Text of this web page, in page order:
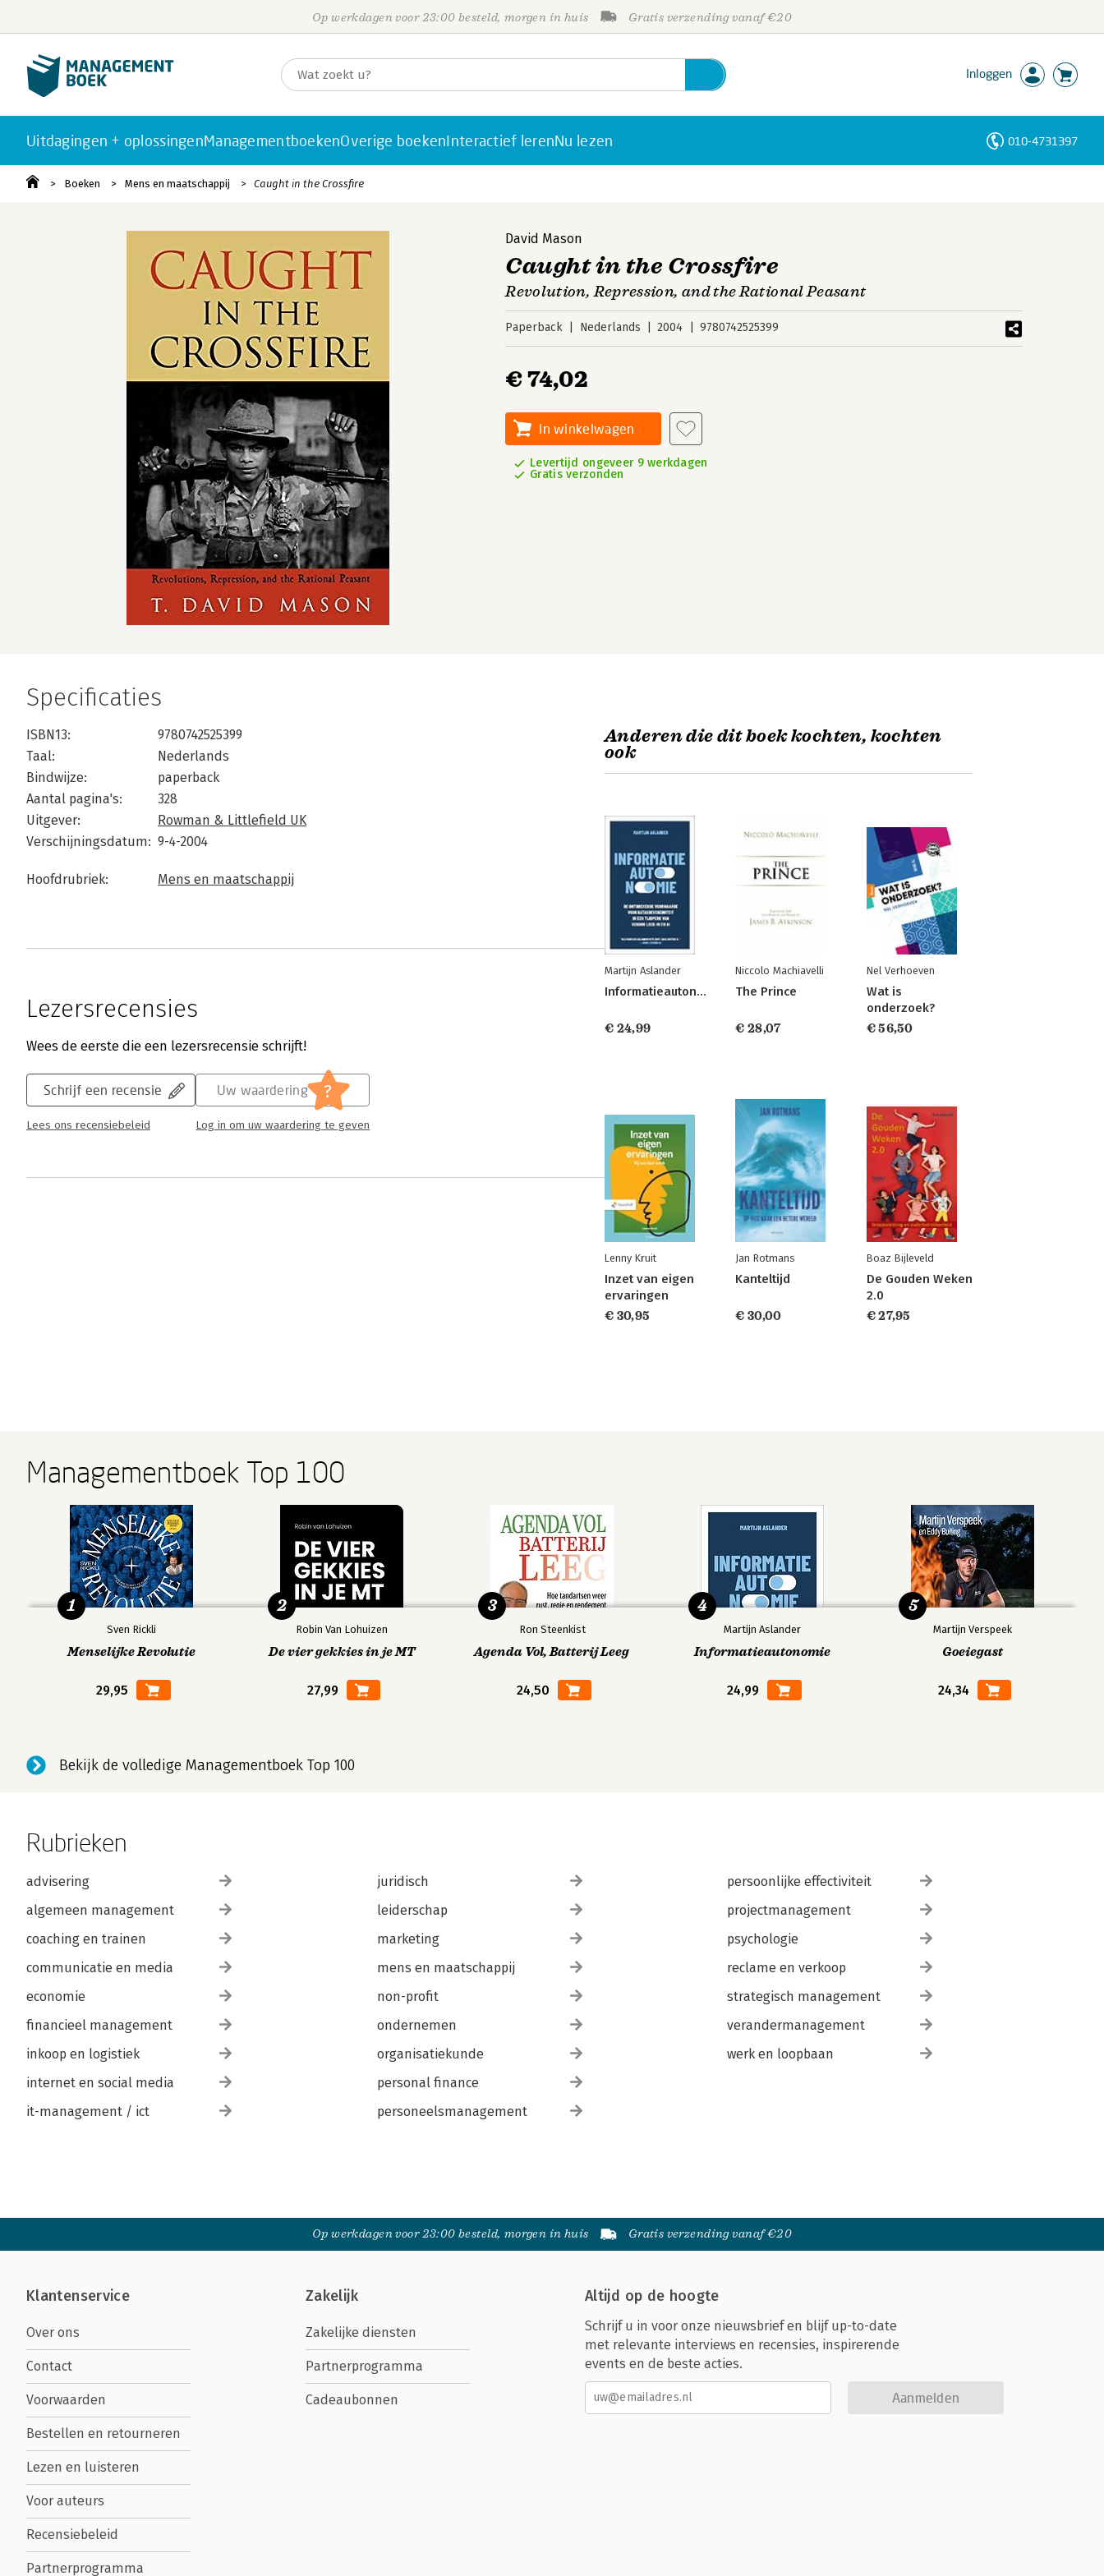
Op werkdagen voor 23:00 besteld, morgen in huis Gratis verzending vanaf €20
Inloggen
Uitdagingen + oplossingenManagementboekenOverige boekenInteractief lerenNu lezen 010-4731397
Boeken Mens en maatschappij Caught in the Crossfire
David Mason
Caught in the Crossfire
Revolution, Repression, and the Rational Peasant
Paperback Nederlands 2004 9780742525399
€ 74,02
In winkelwagen
Levertijd ongeveer 9 werkdagen
Gratis verzonden
Specificaties
ISBN13:
9780742525399
Taal:
Nederlands
Bindwijze:
paperback
Aantal pagina's:
328
Uitgever:
Rowman & Littlefield UK
Verschijningsdatum: 9-4-2004
Hoofdrubriek: Mens en maatschappij
Lezersrecensies
Wees de eerste die een lezersrecensie schrijft!
Schrijf een recensie
Lees ons recensiebeleid
Uw waardering ?
Log in om uw waardering te geven
Anderen die dit boek kochten, kochten
ook
Martijn Aslander
Informatieautonomie
€ 24,99
Niccolo Machiavelli
The Prince
€ 28,07
Nel Verhoeven
Wat is
onderzoek?
€ 56,50
Lenny Kruit
Inzet van eigen
ervaringen
€ 30,95
Jan Rotmans
Kanteltijd
€ 30,00
Boaz Bijleveld
De Gouden Weken
2.0
€ 27,95
Managementboek Top 100
Sven Rickli
Menselijke Revolutie
29,95
1
Robin Van Lohuizen
De vier gekkies in je MT
27,99
2
Ron Steenkist
Agenda Vol, Batterij Leeg
24,50
3
Martijn Aslander
Informatieautonomie
24,99
4
Martijn Verspeek
Goeiegast
24,34
5
Bekijk de volledige Managementboek Top 100
Rubrieken
advisering
algemeen management
coaching en trainen
communicatie en media
economie
financieel management
inkoop en logistiek
internet en social media
it-management / ict
juridisch
leiderschap
marketing
mens en maatschappij
non-profit
ondernemen
organisatiekunde
personal finance
personeelsmanagement
persoonlijke effectiviteit
projectmanagement
psychologie
reclame en verkoop
strategisch management
verandermanagement
werk en loopbaan
Op werkdagen voor 23:00 besteld, morgen in huis Gratis verzending vanaf €20
Klantenservice
Over ons
Contact
Voorwaarden
Bestellen en retourneren
Lezen en luisteren
Voor auteurs
Recensiebeleid
Partnerprogramma
Zakelijk
Zakelijke diensten
Partnerprogramma
Cadeaubonnen
Altijd op de hoogte
Schrijf u in voor onze nieuwsbrief en blijf up-to-date
met relevante interviews en recensies, inspirerende
events en de beste acties.
Aanmelden
Personen